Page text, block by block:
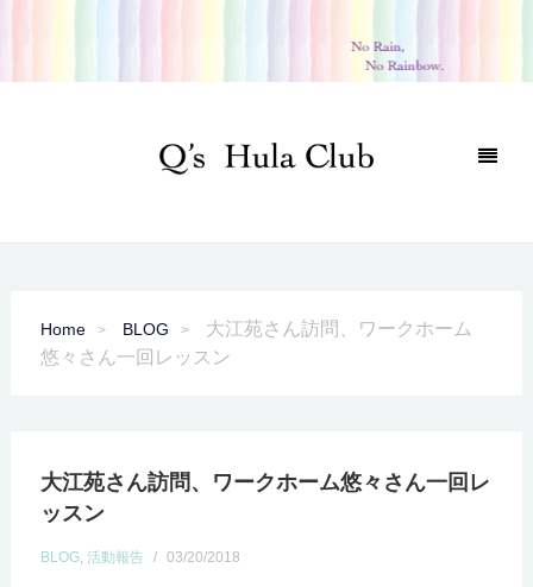
Home BLOG
大江苑さん訪問、ワークホーム
悠々さん一回レッスン
大江苑さん訪問、ワークホーム悠々さん一回レ
ッスン
BLOG, 活動報告 / 03/20/2018